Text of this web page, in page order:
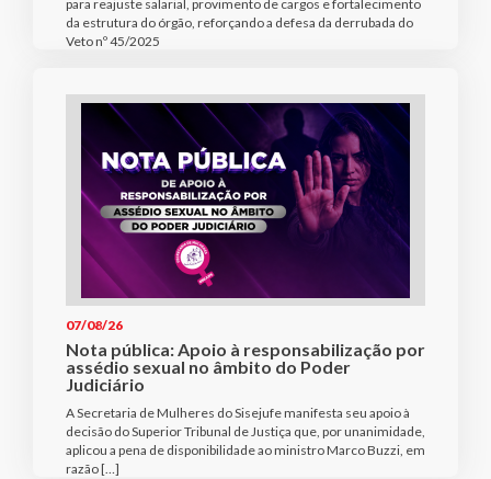
para reajuste salarial, provimento de cargos e fortalecimento
da estrutura do órgão, reforçando a defesa da derrubada do
Veto nº 45/2025
07/08/26
Nota pública: Apoio à responsabilização por
assédio sexual no âmbito do Poder
Judiciário
A Secretaria de Mulheres do Sisejufe manifesta seu apoio à
decisão do Superior Tribunal de Justiça que, por unanimidade,
aplicou a pena de disponibilidade ao ministro Marco Buzzi, em
razão […]